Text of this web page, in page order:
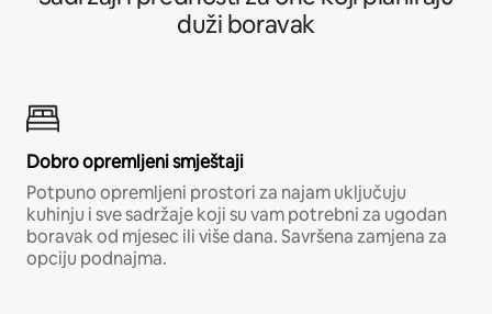
duži boravak
Dobro opremljeni smještaji
Potpuno opremljeni prostori za najam uključuju
kuhinju i sve sadržaje koji su vam potrebni za ugodan
boravak od mjesec ili više dana. Savršena zamjena za
opciju podnajma.